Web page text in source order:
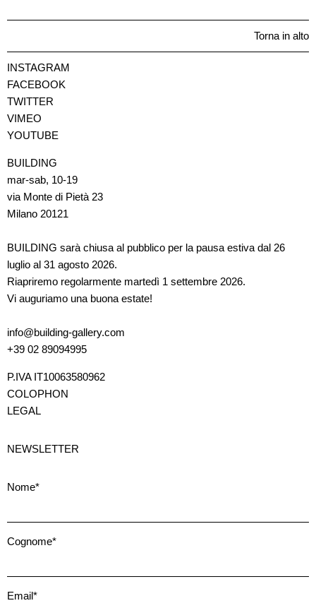
Torna in alto
INSTAGRAM
FACEBOOK
TWITTER
VIMEO
YOUTUBE
BUILDING
mar-sab, 10-19
via Monte di Pietà 23
Milano 20121
BUILDING sarà chiusa al pubblico per la pausa estiva dal 26
luglio al 31 agosto 2026.
Riapriremo regolarmente martedì 1 settembre 2026.
Vi auguriamo una buona estate!
info@building-gallery.com
+39 02 89094995
P.IVA IT10063580962
COLOPHON
LEGAL
NEWSLETTER
Nome*
Cognome*
Email*